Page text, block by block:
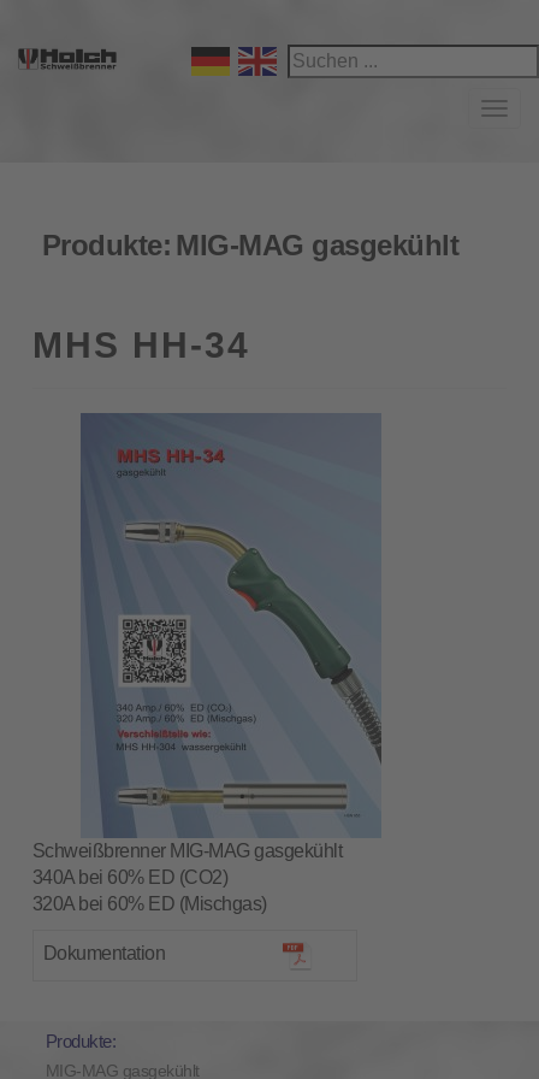
Produkte: MIG-MAG gasgekühlt
MHS HH-34
Schweißbrenner MIG-MAG gasgekühlt
340A bei 60% ED (CO2)
320A bei 60% ED (Mischgas)
Dokumentation
Produkte:
MIG-MAG gasgekühlt